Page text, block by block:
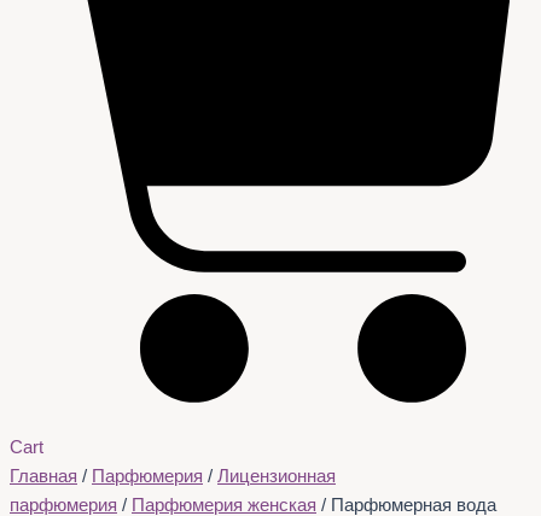
Cart
Главная / Парфюмерия / Лицензионная
парфюмерия / Парфюмерия женская / Парфюмерная вода